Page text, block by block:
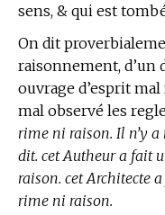
sens, & qui est
On dit
raisonnement, d’un
ouvrage d’esprit mal
mal observé les
rime ni raison. Il n’y
dit. cet Autheur a fait
raison. cet Architecte
rime ni raison.